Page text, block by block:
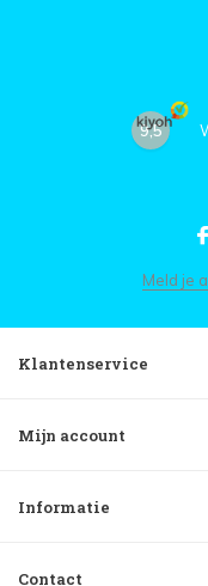
9,5
Meld je
Klantenservice
Mijn account
Informatie
Contact